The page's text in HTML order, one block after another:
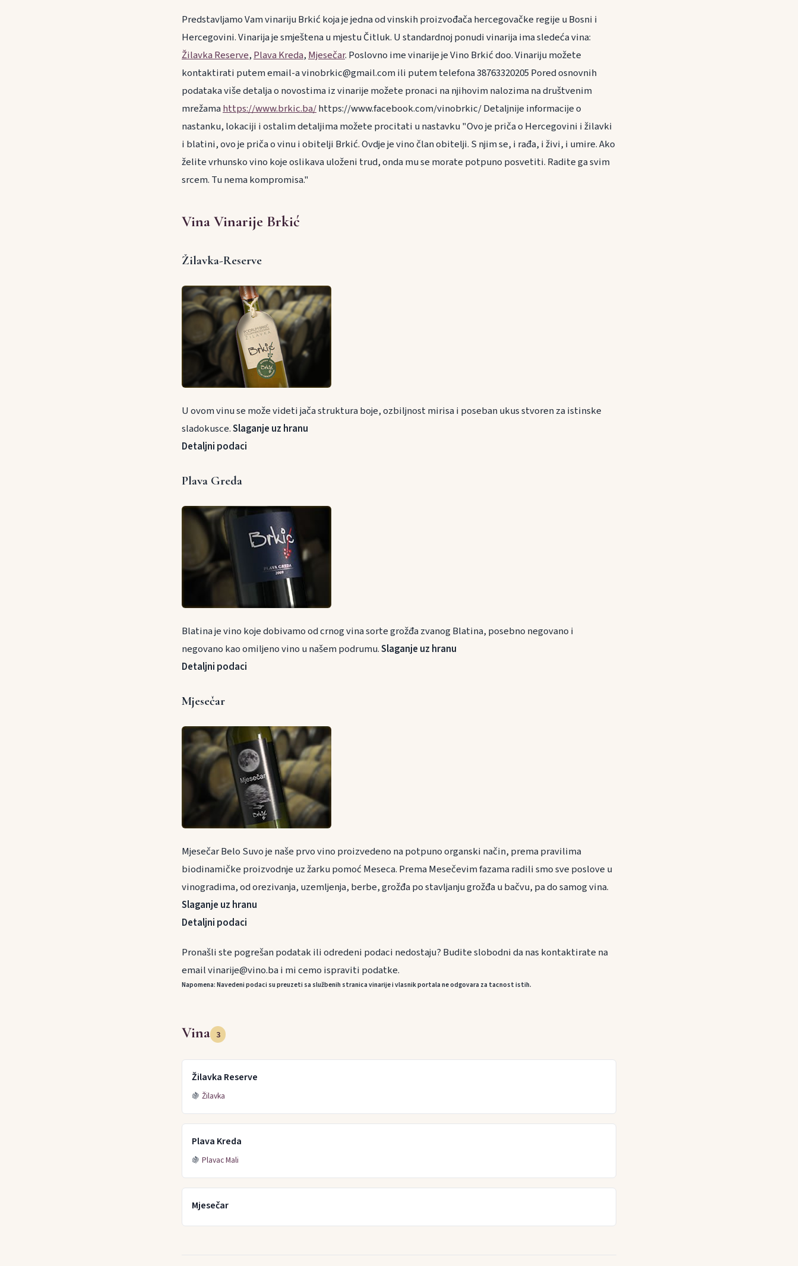
Predstavljamo Vam vinariju Brkić koja je jedna od vinskih proizvođača hercegovačke regije u Bosni i
Hercegovini. Vinarija je smještena u mjestu Čitluk. U standardnoj ponudi vinarija ima sledeća vina:
Žilavka Reserve,Plava Kreda,Mjesečar. Poslovno ime vinarije je Vino Brkić doo. Vinariju možete
kontaktirati putem email-a vinobrkic@gmail.com ili putem telefona 38763320205 Pored osnovnih
podataka više detalja o novostima iz vinarije možete pronaci na njihovim nalozima na društvenim
mrežamahttps://www.brkic.ba/https://www.facebook.com/vinobrkic/ Detaljnije informacije o
nastanku, lokaciji i ostalim detaljima možete procitati u nastavku "Ovo je priča o Hercegovini i žilavki
i blatini, ovo je priča o vinu i obitelji Brkić. Ovdje je vino član obitelji. S njim se, i rađa, i živi, i umire. Ako
želite vrhunsko vino koje oslikava uloženi trud, onda mu se morate potpuno posvetiti. Radite ga svim
srcem. Tu nema kompromisa."
Vina Vinarije Brkić
Žilavka-Reserve
U ovom vinu se može videti jača struktura boje, ozbiljnost mirisa i poseban ukus stvoren za istinske
sladokusce.Slaganje uz hranu
Detaljni podaci
Plava Greda
Blatina je vino koje dobivamo od crnog vina sorte grožđa zvanog Blatina, posebno negovano i
negovano kao omiljeno vino u našem podrumu.Slaganje uz hranu
Detaljni podaci
Mjesečar
Mjesečar Belo Suvo je naše prvo vino proizvedeno na potpuno organski način, prema pravilima
biodinamičke proizvodnje uz žarku pomoć Meseca. Prema Mesečevim fazama radili smo sve poslove u
vinogradima, od orezivanja, uzemljenja, berbe, grožđa po stavljanju grožđa u bačvu, pa do samog vina.
Slaganje uz hranu
Detaljni podaci
Pronašli ste pogrešan podatak ili odredeni podaci nedostaju? Budite slobodni da nas kontaktirate na
email vinarije@vino.ba i mi cemo ispraviti podatke.
Napomena: Navedeni podaci su preuzeti sa službenih stranica vinarije i vlasnik portala ne odgovara za tacnost istih.
Vina 3
Žilavka Reserve
🍇 Žilavka
Plava Kreda
🍇 Plavac Mali
Mjesečar